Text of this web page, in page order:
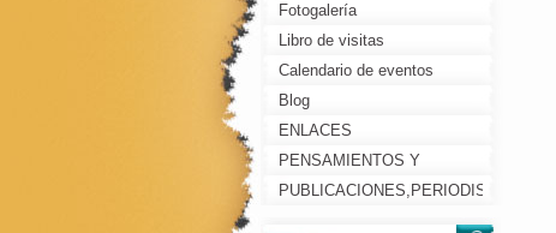
Fotogalería
Libro de visitas
Calendario de eventos
Blog
ENLACES
PENSAMIENTOS Y
REFLEXIONES
PUBLICACIONES,PERIODISTAS,